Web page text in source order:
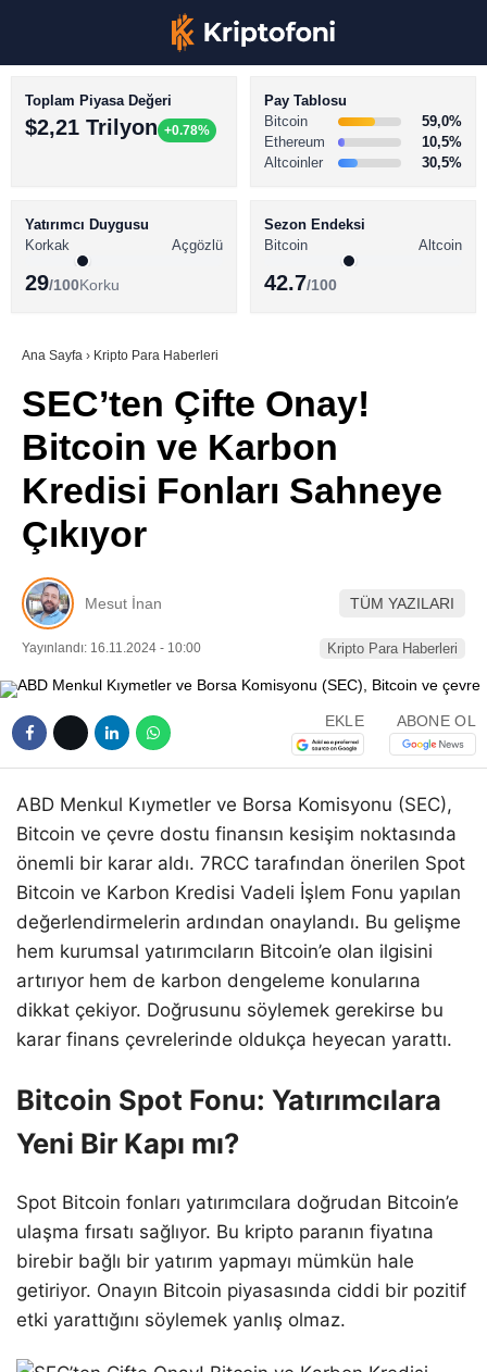
Youtube
TikTok
BİTCOİN HABERLERİ
ALTCOİN HABERLERİ
SÖZLÜK
Toplam Piyasa Değeri
$2,21 Trilyon +0.78%
Pay Tablosu
Bitcoin
59,0%
Ethereum
10,5%
Altcoinler
30,5%
Yatırımcı Duygusu
Korkak
Açgözlü
29/100Korku
Sezon Endeksi
Bitcoin
Altcoin
42.7/100
Ana Sayfa › Kripto Para Haberleri
SEC’ten Çifte Onay!
Bitcoin ve Karbon
Kredisi Fonları Sahneye
Çıkıyor
Mesut İnan TÜM YAZILARI
Yayınlandı: 16.11.2024 - 10:00 Kripto Para Haberleri
EKLE ABONE OL
ABD Menkul Kıymetler ve Borsa Komisyonu (SEC),
Bitcoin ve çevre dostu finansın kesişim noktasında
önemli bir karar aldı. 7RCC tarafından önerilen Spot
Bitcoin ve Karbon Kredisi Vadeli İşlem Fonu yapılan
değerlendirmelerin ardından onaylandı. Bu gelişme
hem kurumsal yatırımcıların Bitcoin’e olan ilgisini
artırıyor hem de karbon dengeleme konularına
dikkat çekiyor. Doğrusunu söylemek gerekirse bu
karar finans çevrelerinde oldukça heyecan yarattı.
Bitcoin Spot Fonu: Yatırımcılara
Yeni Bir Kapı mı?
Spot Bitcoin fonları yatırımcılara doğrudan Bitcoin’e
ulaşma fırsatı sağlıyor. Bu kripto paranın fiyatına
birebir bağlı bir yatırım yapmayı mümkün hale
getiriyor. Onayın Bitcoin piyasasında ciddi bir pozitif
etki yarattığını söylemek yanlış olmaz.